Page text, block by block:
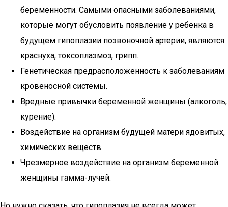
беременности. Самыми опасными заболеваниями,
которые могут обусловить появление у ребенка в
будущем гипоплазии позвоночной артерии, являются
краснуха, токсоплазмоз, грипп.
Генетическая предрасположенность к заболеваниям
кровеносной системы.
Вредные привычки беременной женщины (алкоголь,
курение).
Воздействие на организм будущей матери ядовитых,
химических веществ.
Чрезмерное воздействие на организм беременной
женщины гамма-лучей.